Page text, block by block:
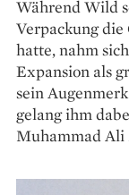
Während Wild
Verpackung
hatte, nahm
Expansion als
sein
gelang ihm
Muhammad